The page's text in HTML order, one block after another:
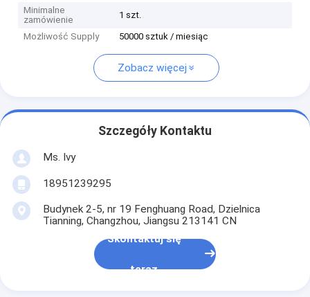
Minimalne
zamówienie
1 szt.
Możliwość Supply 50000 sztuk / miesiąc
Zobacz więcej
Szczegóły Kontaktu
Ms. Ivy
18951239295
Budynek 2-5, nr 19 Fenghuang Road, Dzielnica
Tianning, Changzhou, Jiangsu 213141 CN
Skontaktuj się
teraz